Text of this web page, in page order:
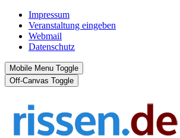
Impressum
Veranstaltung eingeben
Webmail
Datenschutz
Mobile Menu Toggle
Off-Canvas Toggle